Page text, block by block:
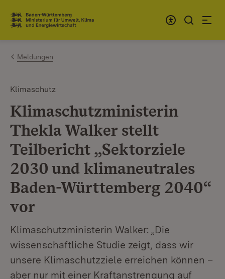
Zum Inhalt springen
Link zur Startseite
Meldungen
Klimaschutz
Klimaschutzministerin
Thekla Walker stellt
Teilbericht „Sektorziele
2030 und klimaneutrales
Baden-Württemberg 2040“
vor
Klimaschutzministerin Walker: „Die
wissenschaftliche Studie zeigt, dass wir
unsere Klimaschutzziele erreichen können –
aber nur mit einer Kraftanstrengung auf